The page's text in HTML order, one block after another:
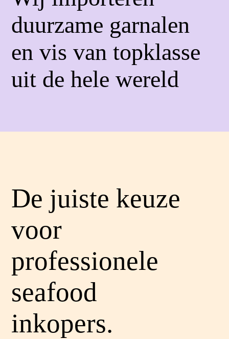
duurzame garnalen
en vis van topklasse
uit de hele wereld
De juiste keuze
voor
professionele
seafood
inkopers.